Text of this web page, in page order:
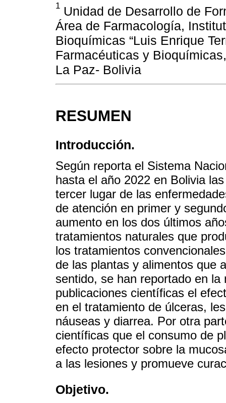
1 Unidad de Desarrollo de
Área de Farmacología,
Bioquímicas “Luis Enrique
Farmacéuticas y
La Paz- Bolivia
RESUMEN
Introducción.
Según reporta el Sistema
hasta el año 2022 en Bolivia
tercer lugar de las
de atención en primer y
aumento en los dos últimos
tratamientos naturales que
los tratamientos
de las plantas y alimentos que
sentido, se han reportado en
publicaciones científicas el
en el tratamiento de úlceras,
náuseas y diarrea. Por otra
científicas que el consumo de
efecto protector sobre la
a las lesiones y promueve
Objetivo.